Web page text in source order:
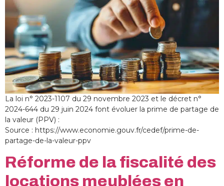
La loi n° 2023-1107 du 29 novembre 2023 et le décret n°
2024-644 du 29 juin 2024 font évoluer la prime de partage de
la valeur (PPV) :
Source : https://www.economie.gouv.fr/cedef/prime-de-
partage-de-la-valeur-ppv
Réforme de la fiscalité des
locations meublées en